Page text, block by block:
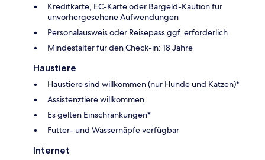
Kreditkarte, EC-Karte oder Bargeld-Kaution für
unvorhergesehene Aufwendungen
Personalausweis oder Reisepass ggf. erforderlich
Mindestalter für den Check-in: 18 Jahre
Haustiere
Haustiere sind willkommen (nur Hunde und Katzen)*
Assistenztiere willkommen
Es gelten Einschränkungen*
Futter- und Wassernäpfe verfügbar
Internet